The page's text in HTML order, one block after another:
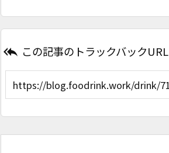
 この記事のトラックバックURL